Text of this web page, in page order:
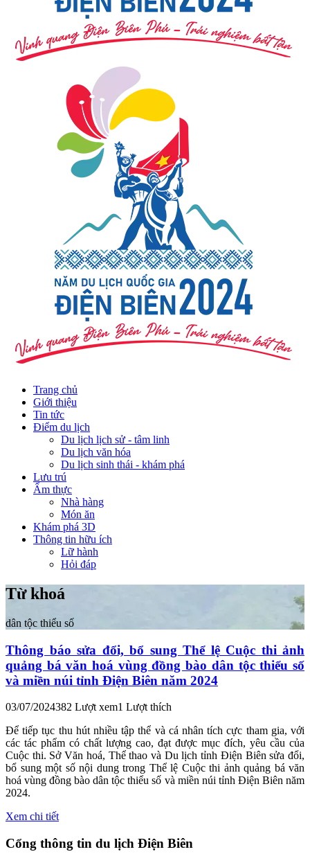
Trang chủ
Giới thiệu
Tin tức
Điểm du lịch
Du lịch lịch sử - tâm linh
Du lịch văn hóa
Du lịch sinh thái - khám phá
Lưu trú
Ẩm thực
Nhà hàng
Món ăn
Khám phá 3D
Thông tin hữu ích
Lữ hành
Hỏi đáp
Từ khoá
dân tộc thiểu số
Thông báo sửa đổi, bổ sung Thể lệ Cuộc thi ảnh
quảng bá văn hoá vùng đồng bào dân tộc thiểu số
và miền núi tỉnh Điện Biên năm 2024
03/07/2024382 Lượt xem1 Lượt thích
Để tiếp tục thu hút nhiều tập thể và cá nhân tích cực tham gia, với
các tác phẩm có chất lượng cao, đạt được mục đích, yêu cầu của
Cuộc thi. Sở Văn hoá, Thể thao và Du lịch tỉnh Điện Biên sửa đổi,
bổ sung một số nội dung trong Thể lệ Cuộc thi ảnh quảng bá văn
hoá vùng đồng bào dân tộc thiểu số và miền núi tỉnh Điện Biên năm
2024.
Xem chi tiết
Cổng thông tin du lịch Điện Biên